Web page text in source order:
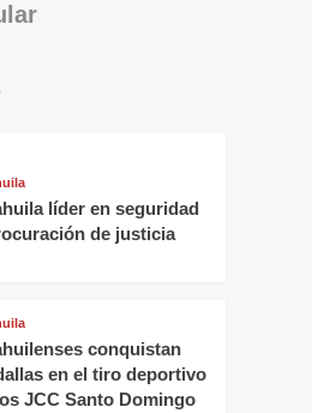
líder en seguridad
de justicia
conquistan
en el tiro deportivo
JCC Santo Domingo